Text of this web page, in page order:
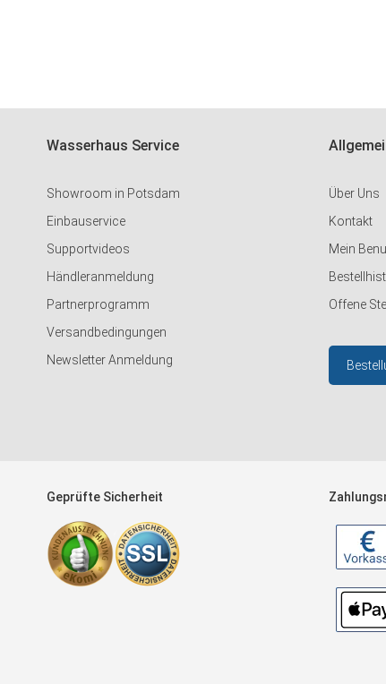
Wasserhaus Service
Showroom in Potsdam
Einbauservice
Supportvideos
Händleranmeldung
Partnerprogramm
Versandbedingungen
Newsletter Anmeldung
Über Uns
Kontakt
Mein
Offene
Geprüfte Sicherheit